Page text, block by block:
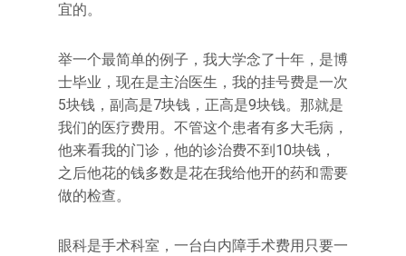
宜的。
举一个最简单的例子，我大学念了十年，是博
士毕业，现在是主治医生，我的挂号费是一次
5块钱，副高是7块钱，正高是9块钱。那就是
我们的医疗费用。不管这个患者有多大毛病，
他来看我的门诊，他的诊治费不到10块钱，
之后他花的钱多数是花在我给他开的药和需要
做的检查。
眼科是手术科室，一台白内障手术费用只要一